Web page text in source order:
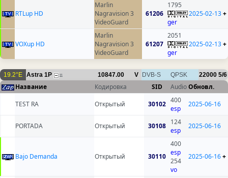
RTLup HD
Marlin
Nagravision 3
VideoGuard
61206
1795
ger
2025-02-13+
VOXup HD
Marlin
Nagravision 3
VideoGuard
61207
2051
ger
2025-02-13+
19.2°E Astra 1P 11 10847.00 V DVB-S QPSK 22000 5/6
Название Кодировка SID AudioОбновл.
TEST RA
Открытый 30102 400
esp
2025-06-16
PORTADA Открытый 30108 124
esp
2025-06-16
Bajo Demanda Открытый 30110
400
esp
254
vo
2025-06-16+